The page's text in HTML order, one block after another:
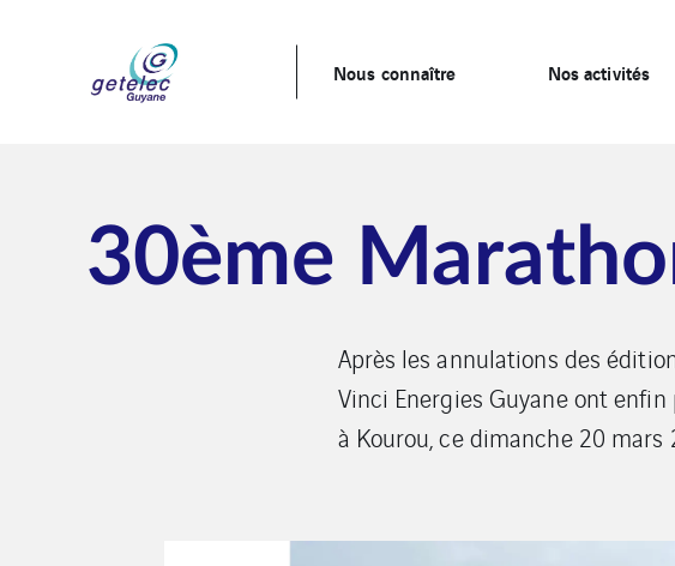
Nous connaître Nos activités
30ème
Après les annulations des
Vinci Energies Guyane ont
à Kourou, ce dimanche 20 mars